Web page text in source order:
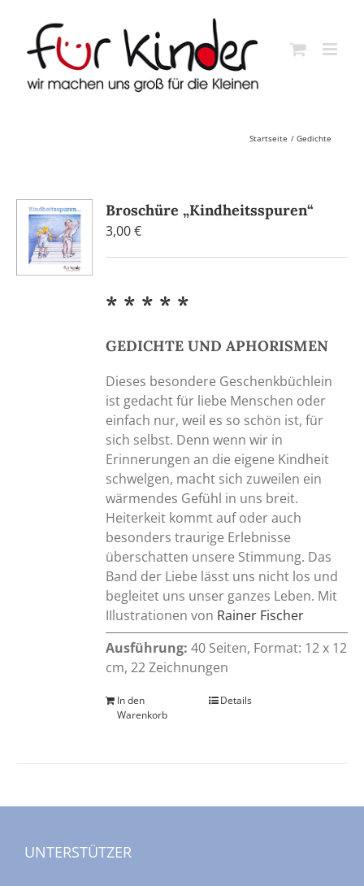
content
Startseite Gedichte
Broschüre „Kindheitsspuren“
3,00€
* * * * *
GEDICHTE UND APHORISMEN
Dieses besondere Geschenkbüchlein
ist gedacht für liebe Menschen oder
einfach nur, weil es so schön ist, für
sich selbst. Denn wenn wir in
Erinnerungen an die eigene Kindheit
schwelgen, macht sich zuweilen ein
wärmendes Gefühl in uns breit.
Heiterkeit kommt auf oder auch
besonders traurige Erlebnisse
überschatten unsere Stimmung. Das
Band der Liebe lässt uns nicht los und
begleitet uns unser ganzes Leben. Mit
IIlustrationen von Rainer Fischer
Ausführung: 40 Seiten, Format: 12 x 12
cm, 22 Zeichnungen
In den
Warenkorb
Details
UNTERSTÜTZER